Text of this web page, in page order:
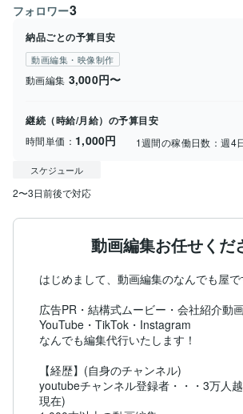
フォロワー3
納品ごとの予算目安
動画編集・映像制作
動画編集 3,000円〜
継続（時給/月給）の予算目安
時間単価： 1,000円 1週間の稼働日数：週4
スケジュール
2〜3日前後で対応
動画編集お任せくだ
はじめまして、動画編集のなんでも屋で
広告PR・結構式ムービー・会社紹介動
YouTube・TikTok・Instagram
なんでも編集代行いたします！
【経歴】(自身のチャンネル)
youtubeチャンネル登録者・・・3万人
現在)